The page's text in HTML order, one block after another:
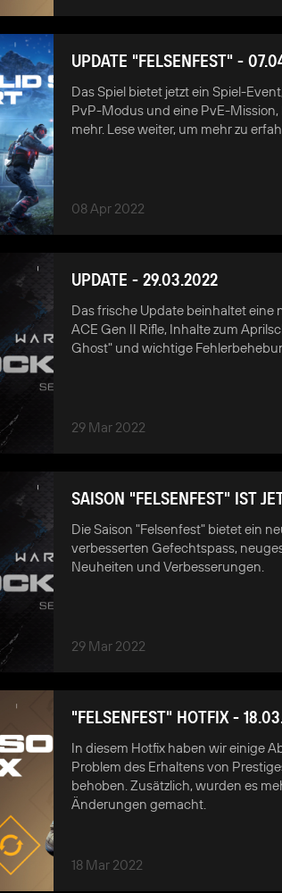
UPDATE "FELSENFEST" -
Das Spiel bietet jetzt ein Spiel-
PvP-Modus und eine PvE-
mehr. Lese weiter, um mehr zu
08 Apr 2022
UPDATE - 29.03.2022
Das frische Update beinhaltet eine
ACE Gen II Rifle, Inhalte zum
Ghost" und wichtige
29 Mar 2022
SAISON "FELSENFEST" IST
Die Saison "Felsenfest" bietet ein
verbesserten Gefechtspass,
Neuheiten und Verbesserungen.
29 Mar 2022
"FELSENFEST" HOTFIX -
In diesem Hotfix haben wir einige
Problem des Erhaltens von
behoben. Zusätzlich, wurden es
Änderungen gemacht.
18 Mar 2022